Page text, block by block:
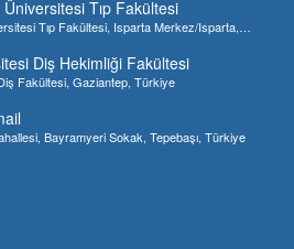
Tıp Fakültesi
Tıp Fakültesi, Isparta Merkez/Isparta,
Diş Hekimliği Fakültesi
Fakültesi, Gaziantep, Türkiye
Bayramyeri Sokak, Tepebaşı, Türkiye